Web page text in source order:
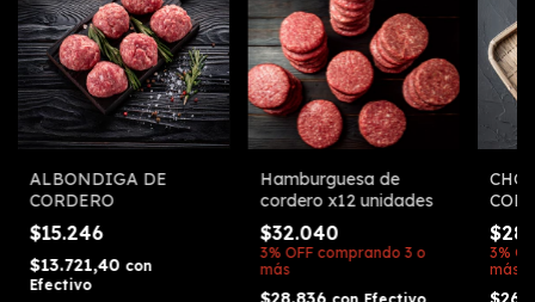
ALBONDIGA DE
CORDERO
$15.246
$13.721,40 con
Efectivo
Hamburguesa de
cordero x12 unidades
$32.040
3% OFF comprando 3 o
más
3%
más